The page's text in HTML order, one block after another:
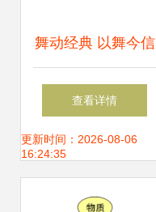
舞动经典 以舞今信
息为媒，重赏歌剧
名篇新境
查看详情
更新时间：2026-08-06
16:24:35